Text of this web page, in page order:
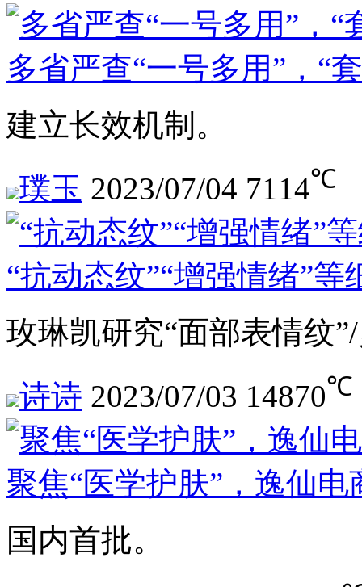
多省严查“一号多用”，“
建立长效机制。
璞玉 2023/07/04 7114℃
“抗动态纹”“增强情绪”
玫琳凯研究“面部表情纹
诗诗 2023/07/03 14870℃
聚焦“医学护肤”，逸仙
国内首批。